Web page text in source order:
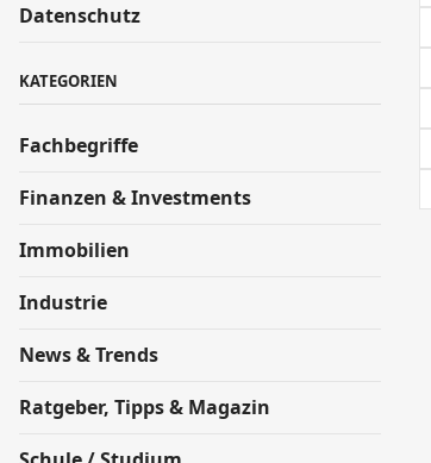
Datenschutz
KATEGORIEN
Fachbegriffe
Finanzen & Investments
Immobilien
Industrie
News & Trends
Ratgeber, Tipps & Magazin